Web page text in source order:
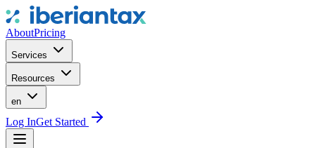
AboutPricing
Services
Resources
en
Log InGet Started